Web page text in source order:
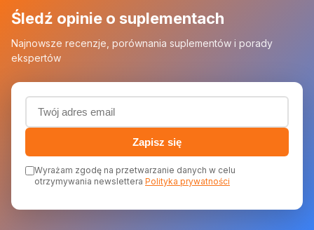
Śledź opinie o suplementach
Najnowsze recenzje, porównania suplementów i porady
ekspertów
Adres email (wymagany)
Zapisz się
Wyrażam zgodę na przetwarzanie danych w celu
otrzymywania newslettera Polityka prywatności